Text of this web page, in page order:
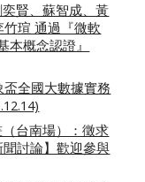
賢、蘇智成、黃
瑄 通過『微軟
本概念認證』
全國大數據實務
台南場）：徵求
聞討論】歡迎參與